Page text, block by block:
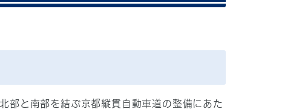
部と南部を結ぶ京都縦貫自動車道の整備にあた